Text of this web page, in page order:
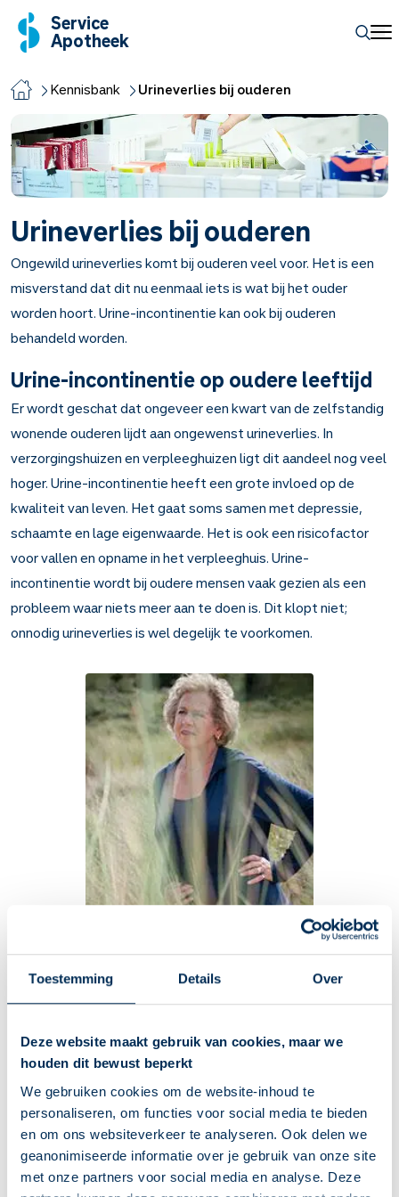
Toestemming Details Over
Deze website maakt gebruik van cookies, maar we
houden dit bewust beperkt
We gebruiken cookies om de website-inhoud te
personaliseren, om functies voor social media te bieden
en om ons websiteverkeer te analyseren. Ook delen we
geanonimiseerde informatie over je gebruik van onze site
met onze partners voor social media en analyse. Deze
Service
Apotheek
Kennisbank Urineverlies bij ouderen
Urineverlies bij ouderen
Ongewild urineverlies komt bij ouderen veel voor. Het is een
misverstand dat dit nu eenmaal iets is wat bij het ouder
worden hoort. Urine-incontinentie kan ook bij ouderen
behandeld worden.
Urine-incontinentie op oudere leeftijd
Er wordt geschat dat ongeveer een kwart van de zelfstandig
wonende ouderen lijdt aan ongewenst urineverlies. In
verzorgingshuizen en verpleeghuizen ligt dit aandeel nog veel
hoger. Urine-incontinentie heeft een grote invloed op de
kwaliteit van leven. Het gaat soms samen met depressie,
schaamte en lage eigenwaarde. Het is ook een risicofactor
voor vallen en opname in het verpleeghuis. Urine-
incontinentie wordt bij oudere mensen vaak gezien als een
probleem waar niets meer aan te doen is. Dit klopt niet;
onnodig urineverlies is wel degelijk te voorkomen.
Urineverlies wordt bij oudere mensen
vaak gezien als een probleem waar
niets meer aan te doen is. Dit klopt
niet.